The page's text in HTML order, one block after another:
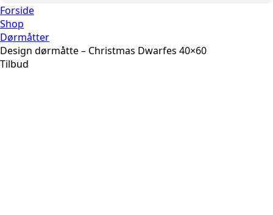
Forside
Shop
Dørmåtter
Design dørmåtte – Christmas Dwarfes 40×60
Tilbud